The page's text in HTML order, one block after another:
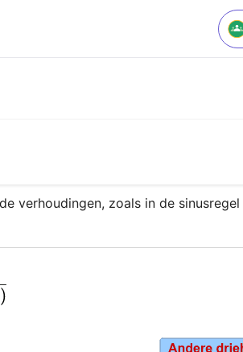
verhoudingen, zoals in de